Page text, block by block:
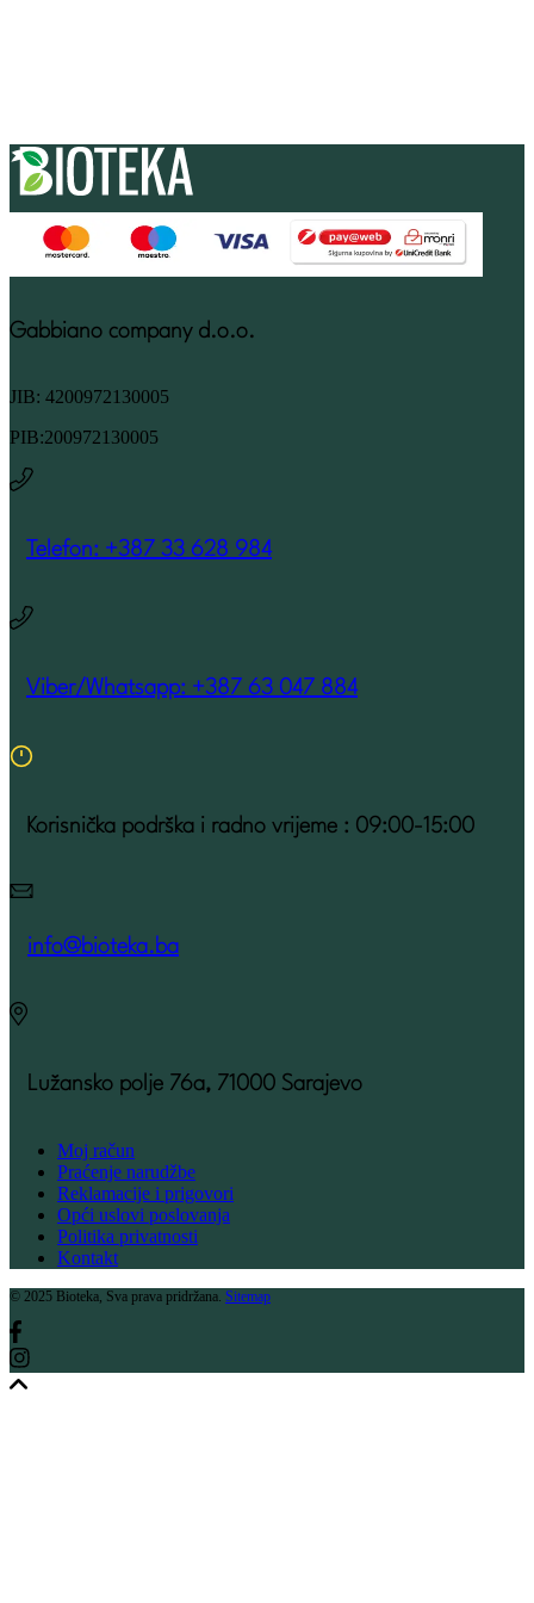
Gabbiano company d.o.o.
JIB: 4200972130005
PIB:200972130005
Telefon: +387 33 628 984
Viber/Whatsapp: +387 63 047 884
Korisnička podrška i radno vrijeme : 09:00-15:00
info@bioteka.ba
Lužansko polje 76a, 71000 Sarajevo
Moj račun
Praćenje narudžbe
Reklamacije i prigovori
Opći uslovi poslovanja
Politika privatnosti
Kontakt
© 2025 Bioteka, Sva prava pridržana. Sitemap